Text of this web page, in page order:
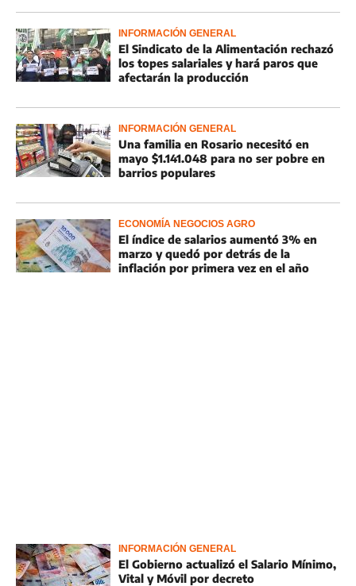
INFORMACIÓN GENERAL
El Sindicato de la Alimentación rechazó
los topes salariales y hará paros que
afectarán la producción
INFORMACIÓN GENERAL
Una familia en Rosario necesitó en
mayo $1.141.048 para no ser pobre en
barrios populares
ECONOMÍA NEGOCIOS AGRO
El índice de salarios aumentó 3% en
marzo y quedó por detrás de la
inflación por primera vez en el año
INFORMACIÓN GENERAL
El Gobierno actualizó el Salario Mínimo,
Vital y Móvil por decreto